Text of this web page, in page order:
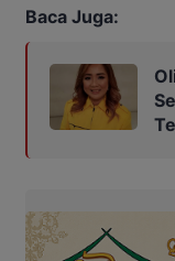
Baca Juga: